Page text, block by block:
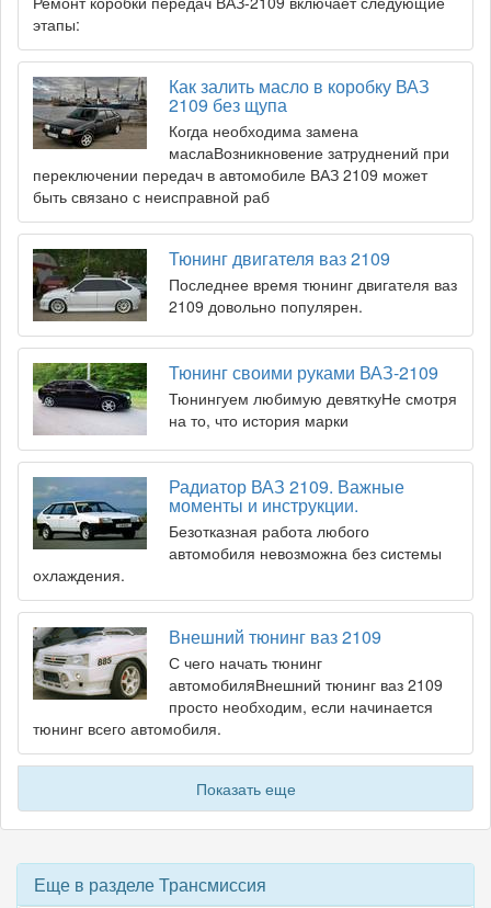
этапы:
Как залить масло в коробку ВАЗ
2109 без щупа
Когда необходима замена
маслаВозникновение затруднений при
переключении передач в автомобиле ВАЗ 2109 может
быть связано с неисправной раб
Тюнинг двигателя ваз 2109
Последнее время тюнинг двигателя ваз
2109 довольно популярен.
Тюнинг своими руками ВАЗ-2109
Тюнингуем любимую девяткуНе смотря
на то, что история марки
Радиатор ВАЗ 2109. Важные
моменты и инструкции.
Безотказная работа любого
автомобиля невозможна без системы
охлаждения.
Внешний тюнинг ваз 2109
С чего начать тюнинг
автомобиляВнешний тюнинг ваз 2109
просто необходим, если начинается
тюнинг всего автомобиля.
Показать еще
Еще в разделе Трансмиссия